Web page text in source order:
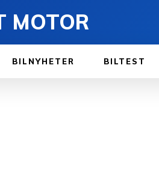
MOTOR
BILNYHETER BILTEST